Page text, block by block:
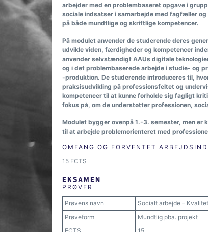
arbejder med en problembaseret opgave i
sociale indsatser i samarbejde med fagfæller
på både mundtlige og skriftlige kompetencer.
På modulet anvender de studerende deres
udvikle viden, færdigheder og kompetencer
anvender selvstændigt AAUs digitale
og i det problembaserede arbejde i studie- og
-produktion. De studerende introduceres til,
praksisudvikling på professionsfeltet og
kompetencer til at kunne forholde sig fagligt
fokus på, om de understøtter professionen,
Modulet bygger ovenpå 1.-3. semester, men
til at arbejde problemorienteret med
OMFANG OG FORVENTET
15 ECTS
EKSAMEN
PRØVER
Prøvens navn
Socialt arbejde –
Prøveform
Mundtlig pba. projekt